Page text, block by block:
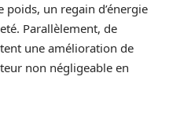
un regain d’énergie
Parallèlement, de
une amélioration de
non négligeable en